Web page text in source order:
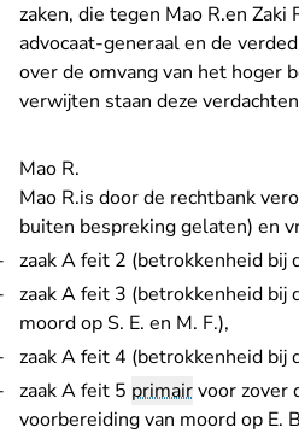
zaken, die tegen Mao R.en Zaki
advocaat-generaal en de
over de omvang van het hoger
verwijten staan deze
Mao R.
Mao R.is door de rechtbank
buiten bespreking gelaten) en
zaak A feit 2 (betrokkenheid bij
zaak A feit 3 (betrokkenheid bij
moord op S. E. en M. F.),
zaak A feit 4 (betrokkenheid bij
zaak A feit 5 primairvoor zover
voorbereiding van moord op E.